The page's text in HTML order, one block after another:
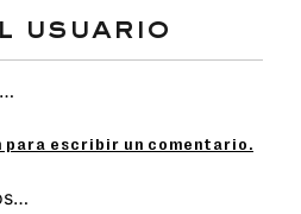
para escribir un comentario.